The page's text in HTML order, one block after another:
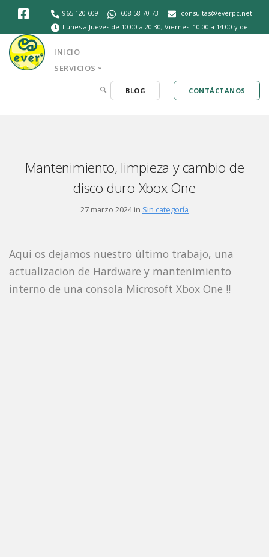
965 120 609 608 58 70 73
consultas@everpc.net
Lunes a Jueves de 10:00 a 20:30, Viernes: 10:00 a 14:00 y de
16:30 a 20:30, Sábados de 10:30 a 14:00
INICIO
SERVICIOS
BLOG CONTÁCTANOS
Mantenimiento, limpieza y cambio de
disco duro Xbox One
27 marzo 2024 in Sin categoría
Aqui os dejamos nuestro último trabajo, una
actualizacion de Hardware y mantenimiento
interno de una consola Microsoft Xbox One !!